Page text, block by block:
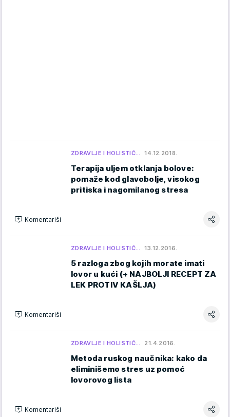
ZDRAVLJE I HOLISTIČ… 14.12.2018.
Terapija uljem otklanja bolove:
pomaže kod glavobolje, visokog
pritiska i nagomilanog stresa
Komentariši
ZDRAVLJE I HOLISTIČ… 13.12.2016.
5 razloga zbog kojih morate imati
lovor u kući (+ NAJBOLJI RECEPT ZA
LEK PROTIV KAŠLJA)
Komentariši
ZDRAVLJE I HOLISTIČ… 21.4.2016.
Metoda ruskog naučnika: kako da
eliminišemo stres uz pomoć
lovorovog lista
Komentariši